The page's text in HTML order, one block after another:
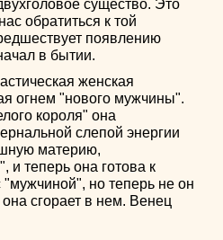
существо. Это
обратиться к той
появлению
в бытии.
женская
огнем "нового мужчины".
короля" она
слепой энергии
материю,
теперь она готова к
"мужчиной", но теперь не он
сгорает в нем. Венец